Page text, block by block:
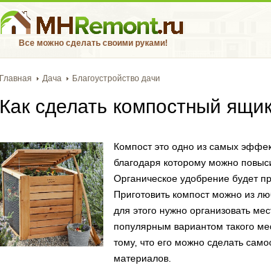
Все можно сделать своими руками!
Главная Дача Благоустройство дачи
Как сделать компостный
Компост это одно из самых
благодаря которому можно
Органическое удобрение будет
Приготовить компост можно из
для этого нужно организовать
популярным вариантом такого
тому, что его можно сделать
материалов.